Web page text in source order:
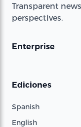
Transparent
perspectives.
Enterprise
Ediciones
Spanish
English